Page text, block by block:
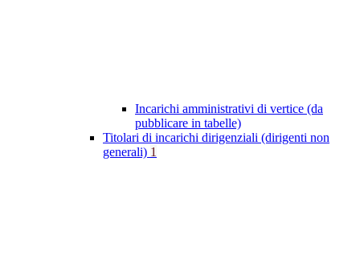
Incarichi amministrativi di vertice (da
pubblicare in tabelle)
Titolari di incarichi dirigenziali (dirigenti non
generali) 1